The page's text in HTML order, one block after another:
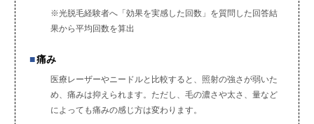
※光脱毛経験者へ「効果を実感した回数」を質問した回答結
果から平均回数を算出
痛み
医療レーザーやニードルと比較すると、照射の強さが弱いた
め、痛みは抑えられます。ただし、毛の濃さや太さ、量など
によっても痛みの感じ方は変わります。